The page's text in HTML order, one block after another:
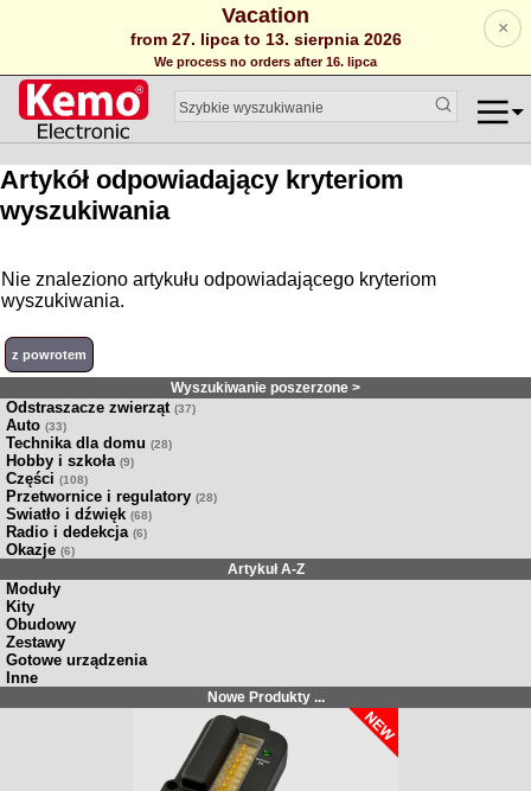
Vacation
from 27. lipca to 13. sierpnia 2026
We process no orders after 16. lipca
×
Artykół odpowiadający kryteriom
wyszukiwania
Nie znaleziono artykułu odpowiadającego kryteriom
wyszukiwania.
z powrotem
Wyszukiwanie poszerzone >
Odstraszacze zwierząt (37)
Auto (33)
Technika dla domu (28)
Hobby i szkoła (9)
Części (108)
Przetwornice i regulatory (28)
Swiatło i dźwięk (68)
Radio i dedekcja (6)
Okazje (6)
Artykuł A-Z
Moduły
Kity
Obudowy
Zestawy
Gotowe urządzenia
Inne
Nowe Produkty ...